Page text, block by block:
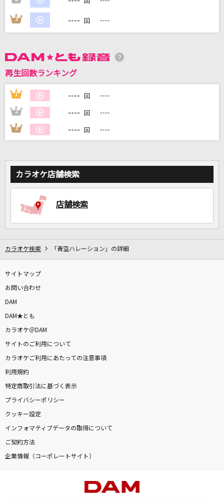
カラオケ最新情報をチェック！
3 ---- 回 ----
再生回数ランキング
1 ---- 回 ----
2 ---- 回 ----
3 ---- 回 ----
カラオケ店舗検索
店舗検索
カラオケ検索 「青空ハレーション」の詳細
サイトマップ
お問い合わせ
DAM
DAM★とも
カラオケ＠DAM
サイトのご利用について
カラオケご利用にあたっての注意事項
利用規約
特定商取引法に基づく表示
プライバシーポリシー
クッキー設定
インフォマティブデータの取得について
ご契約方法
企業情報（コーポレートサイト）